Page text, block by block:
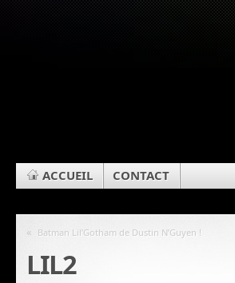
ACCUEIL CONTACT
« Batman Lil’Gotham de Dustin N’Guyen !
LIL2